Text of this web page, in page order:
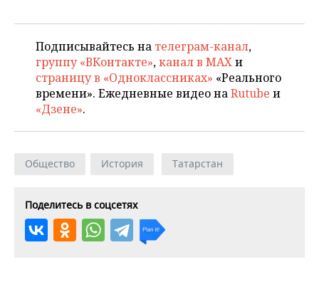
Подписывайтесь на телеграм-канал,
группу «ВКонтакте»,канал в MAXи
страницу в «Одноклассниках» «Реального
времени». Ежедневные видео наRutube и
«Дзене».
Общество История Татарстан
Поделитесь в соцсетях